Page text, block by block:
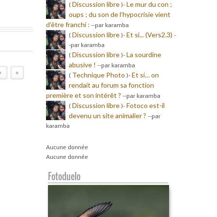
› »
( Discussion libre)- Le mur du con ;
oups ; du son de l’hypocrisie vient
d’être franchi : --par karamba
( Discussion libre)- Et si... (Vers2.3) -
-par karamba
( Discussion libre)- La sourdine
abusive ! --par karamba
( Technique Photo )- Et si… on
rendait au forum sa fonction
première et son intérêt ? --par karamba
( Discussion libre)- Fotoco est-il
devenu un site animalier ? --par
karamba
Aucune donnée
Aucune donnée
Fotoduelo